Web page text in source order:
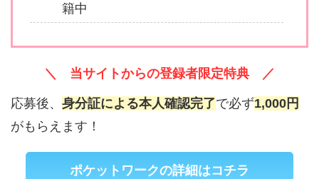
籍中
＼ 当サイトからの登録者限定特典 ／
応募後、 身分証による本人確認完了で必ず1,000円
がもらえます！
ポケットワークの詳細はコチラ